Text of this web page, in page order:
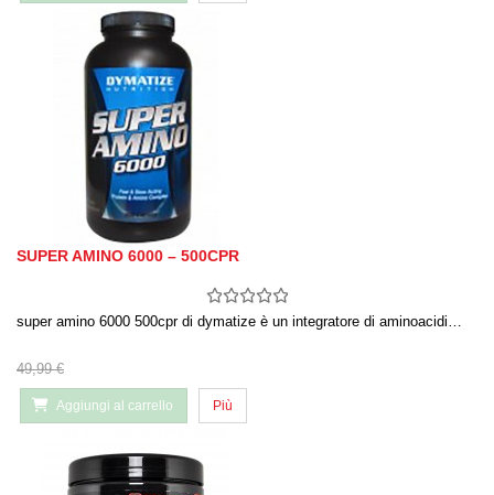
SUPER AMINO 6000 – 500CPR
super amino 6000 500cpr di dymatize è un integratore di aminoacidi…
49,99 €
Aggiungi al carrello Più